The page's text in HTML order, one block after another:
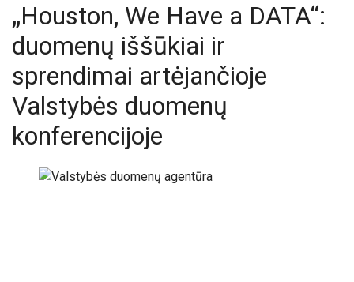
„Houston, We Have a DATA“:
duomenų iššūkiai ir
sprendimai artėjančioje
Valstybės duomenų
konferencijoje